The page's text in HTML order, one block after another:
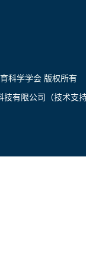
科学学会 版权所有
技有限公司（技术支